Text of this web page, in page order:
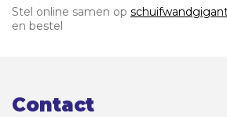
Stel online samen op
en bestel
Contact